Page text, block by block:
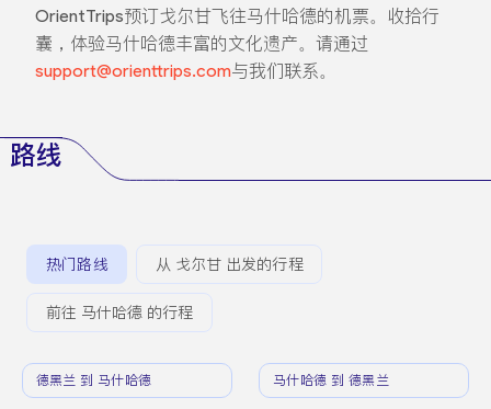
OrientTrips预订戈尔甘飞往马什哈德的机票。收拾行
囊，体验马什哈德丰富的文化遗产。请通过
support@orienttrips.com与我们联系。
路线
热门路线 从 戈尔甘 出发的行程
前往 马什哈德 的行程
德黑兰 到 马什哈德 马什哈德 到 德黑兰